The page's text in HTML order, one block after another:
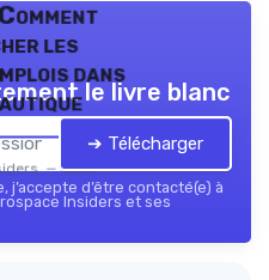
les
dans
— 2026
le livre blanc
➔ Télécharger
d’être contacté(e) à
Insiders et ses